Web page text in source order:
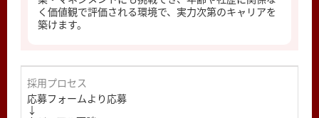
く価値観で評価される環境で、実力次第のキャリアを
築けます。
採用プロセス
応募フォームより応募
↓